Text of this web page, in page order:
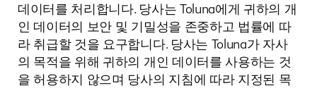
데이터를 처리합니다. 당사는 Toluna에게 귀하의 개
인 데이터의 보안 및 기밀성을 존중하고 법률에 따
라 취급할 것을 요구합니다. 당사는 Toluna가 자사
의 목적을 위해 귀하의 개인 데이터를 사용하는 것
을 허용하지 않으며 당사의 지침에 따라 지정된 목